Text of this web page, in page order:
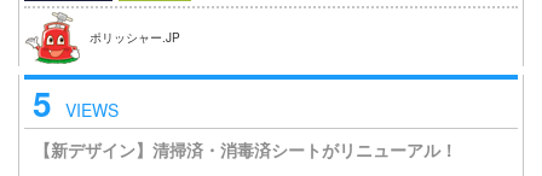
ポリッシャー.JP
5 VIEWS
【新デザイン】清掃済・消毒済シートがリニューアル！